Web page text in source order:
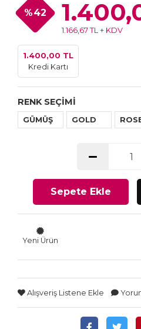
%42
1.166,67 TL + KDV
1.400,00 TL
Kredi Kartı
RENK SEÇİMİ
GÜMÜŞ GOLD
Sepete Ekle
Yeni Ürün
Alışveriş Listene Ekle